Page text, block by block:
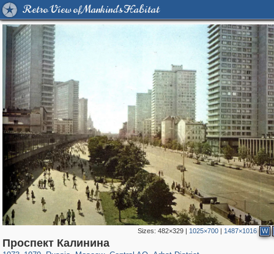
Retro View of Mankind's Habitat
Sizes: 482×329| 1025×700| 1487×1016 W
Проспект Калинина
1,406,871
319,861 8,286
160,009